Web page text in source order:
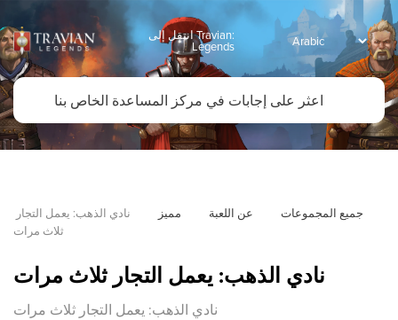
انتقل إلى Travian:
Legends
جميع المجموعات عن اللعبة مميز
نادي الذهب: يعمل التجار
ثلاث مرات
نادي الذهب: يعمل التجار ثلاث مرات
نادي الذهب: يعمل التجار ثلاث مرات